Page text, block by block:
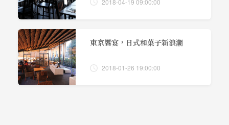
東京饗宴，日式和菓子新浪潮
2018-01-26 19:00:00